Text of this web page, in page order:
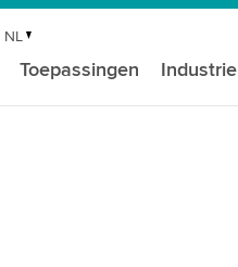
NL
Toepassingen Industrie